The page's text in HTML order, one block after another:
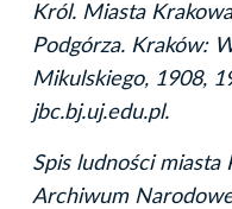
Król. Miasta
Podgórza. Kraków:
Mikulskiego, 1908,
jbc.bj.uj.edu.pl.
Spis ludności miasta
Archiwum